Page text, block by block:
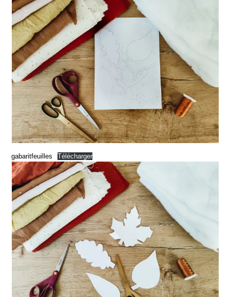
gabaritfeuilles Télécharger